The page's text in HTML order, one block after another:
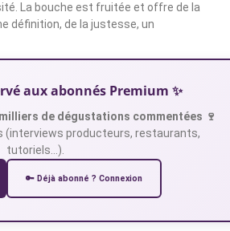
La bouche est fruitée et offre de la
définition, de la justesse, un
aux abonnés Premium ✨
de dégustations commentées 🍷
(interviews producteurs, restaurants,
tutoriels…).
🔑 Déjà abonné ? Connexion